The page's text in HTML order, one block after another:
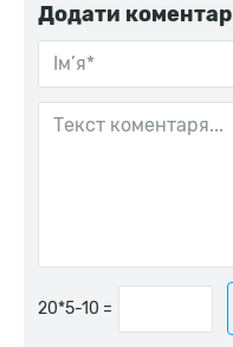
Додати коментар
=